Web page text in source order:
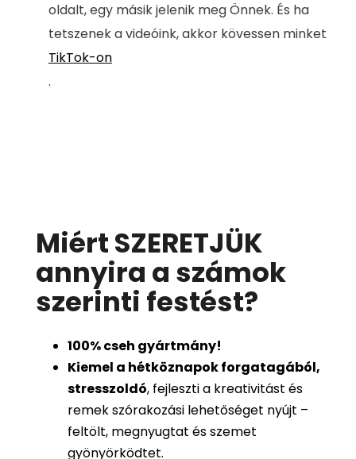
oldalt, egy másik jelenik meg Önnek. És ha
tetszenek a videóink, akkor kövessen minket
TikTok-on
.
Miért SZERETJÜK
annyira a számok
szerinti festést?
100%cseh gyártmány!
Kiemel a hétköznapok forgatagából,
stresszoldó, fejleszti a kreativitást és
remek szórakozási lehetőséget nyújt –
feltölt, megnyugtat és szemet
gyönyörködtet.